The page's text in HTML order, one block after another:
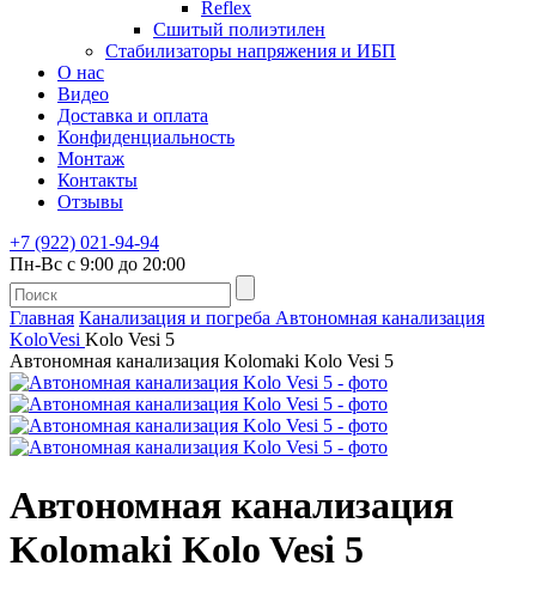
Reflex
Сшитый полиэтилен
Стабилизаторы напряжения и ИБП
О нас
Видео
Доставка и оплата
Конфиденциальность
Монтаж
Контакты
Отзывы
+7 (922) 021-94-94
Пн-Вс с 9:00 до 20:00
Главная Канализация и погреба Автономная канализация
KoloVesi Kolo Vesi 5
Автономная канализация Kolomaki Kolo Vesi 5
Автономная канализация
Kolomaki Kolo Vesi 5